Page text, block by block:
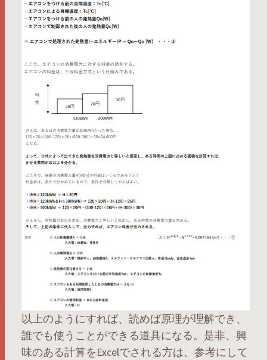
以上のようにすれば、読めば原理が理解でき、
誰でも使うことができる道具になる。是非、興
味のある計算をExcelでされる方は、参考にして